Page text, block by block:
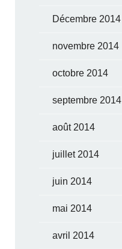
Décembre 2014
novembre 2014
octobre 2014
septembre 2014
août 2014
juillet 2014
juin 2014
mai 2014
avril 2014